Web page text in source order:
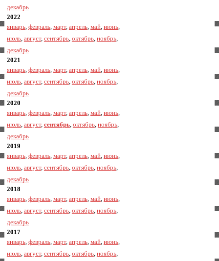
декабрь
2022
январь, февраль, март, апрель, май, июнь,
июль, август, сентябрь, октябрь, ноябрь,
декабрь
2021
январь, февраль, март, апрель, май, июнь,
июль, август, сентябрь, октябрь, ноябрь,
декабрь
2020
январь, февраль, март, апрель, май, июнь,
июль, август, сентябрь, октябрь, ноябрь,
декабрь
2019
январь, февраль, март, апрель, май, июнь,
июль, август, сентябрь, октябрь, ноябрь,
декабрь
2018
январь, февраль, март, апрель, май, июнь,
июль, август, сентябрь, октябрь, ноябрь,
декабрь
2017
январь, февраль, март, апрель, май, июнь,
июль, август, сентябрь, октябрь, ноябрь,